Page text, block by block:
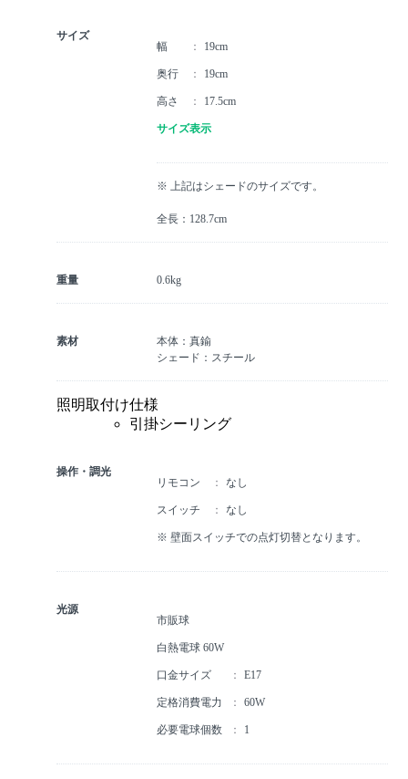
サイズ
幅
19cm
奥行 19cm
高さ 17.5cm
サイズ表示
※ 上記はシェードのサイズです。
全長：128.7cm
重量 0.6kg
素材
本体：真鍮
シェード：スチール
照明取付け仕様
引掛シーリング
操作・調光
リモコン
なし
スイッチ なし
※ 壁面スイッチでの点灯切替となります。
光源
市販球
白熱電球 60W
口金サイズ E17
定格消費電力 60W
必要電球個数 1